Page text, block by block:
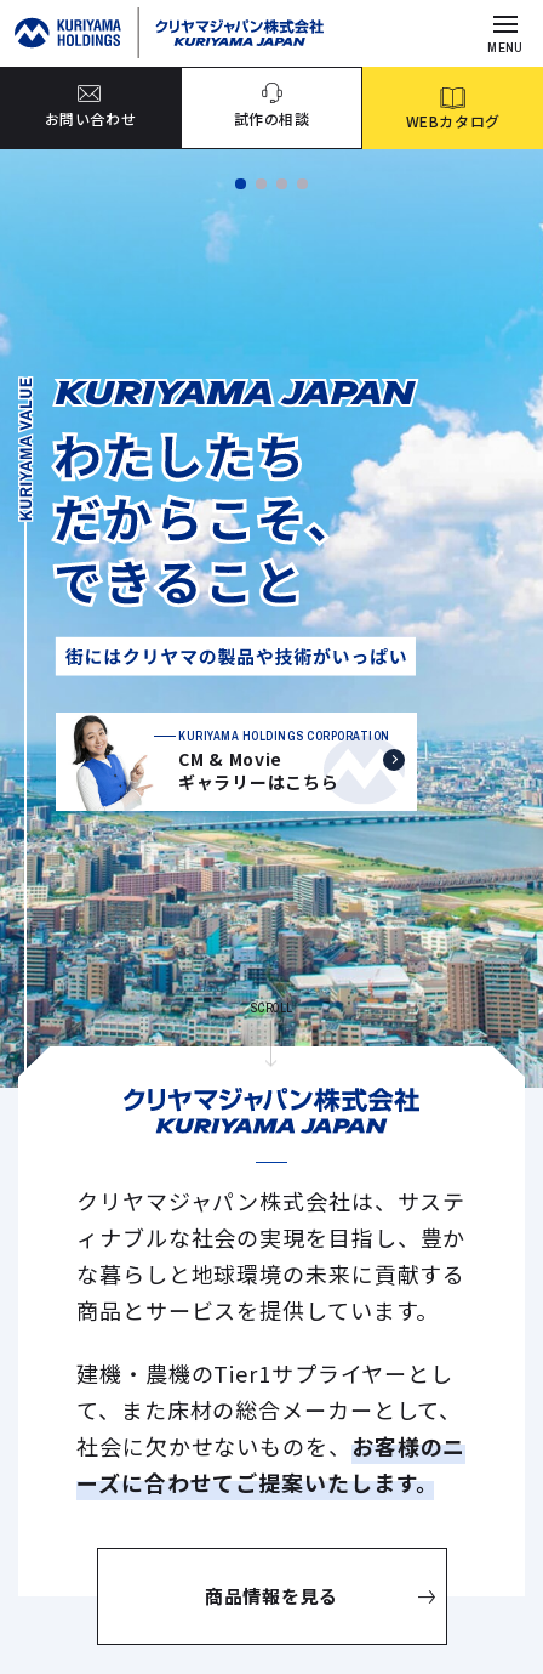
MENU
お問い合わせ 試作の相談 WEBカタログ
KURIYAMA HOLDINGS CORPORATION
CM & Movie
ギャラリーはこちら
J:COMアリーナ下関 撮影者：建築写
SCROLL
クリヤマジャパン株式会社は、サステ
ィナブルな社会の実現を目指し、 豊か
な暮らしと地球環境の未来に貢献する
商品とサービスを提供しています。
建機・農機のTier1サプライヤーとし
て、また床材の総合メーカーとして、
社会に欠かせないものを、 お客様のニ
ーズに合わせてご提案いたします。
商品情報を見る